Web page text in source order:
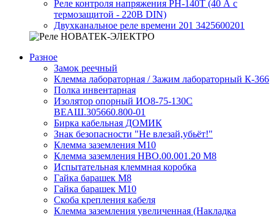
Реле контроля напряжения РН-140Т (40 А с
термозащитой - 220В DIN)
Двухканальное реле времени 201 3425600201
Разное
Замок реечный
Клемма лабораторная / Зажим лабораторный К-366
Полка инвентарная
Изолятор опорный ИО8-75-130С
ВЕАШ.305660.800-01
Бирка кабельная ДОМИК
Знак безопасности "Не влезай,убьёт!"
Клемма заземления М10
Клемма заземления НВО.00.001.20 М8
Испытательная клеммная коробка
Гайка барашек М8
Гайка барашек М10
Скоба крепления кабеля
Клемма заземления увеличенная (Накладка